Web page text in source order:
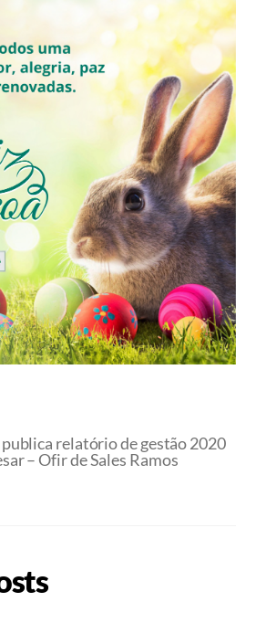
relatório de gestão 2020
– Ofir de Sales Ramos